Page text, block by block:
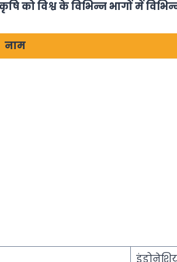
को विश्व के विभिन्न भागों में
नाम